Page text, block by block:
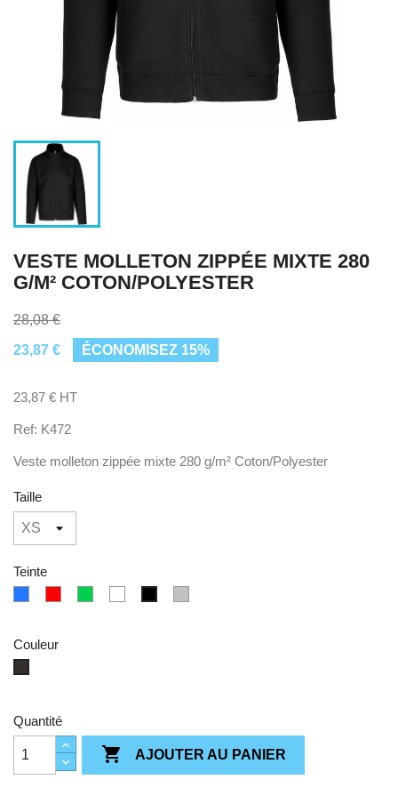
VESTE MOLLETON ZIPPÉE MIXTE 280
G/M² COTON/POLYESTER
28,08 €
23,87 €
ÉCONOMISEZ 15%
23,87 € HT
Ref: K472
Veste molleton zippée mixte 280 g/m² Coton/Polyester
Taille
Teinte
Couleur
Quantité
 AJOUTER AU PANIER